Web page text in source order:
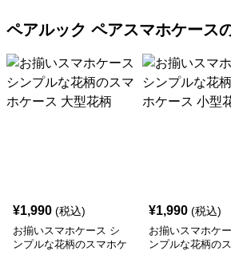
ペアルック ペアスマホケース
¥1,990 (税込)
お揃いスマホケース シ
ンプルな花柄のスマホケ
¥1,990 (税込)
お揃いスマホケ
ンプルな花柄の